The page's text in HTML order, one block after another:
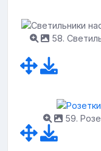
58.
59.